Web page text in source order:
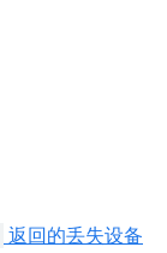
返回的丢失设备